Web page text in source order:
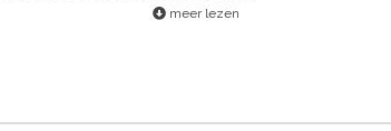
meer lezen